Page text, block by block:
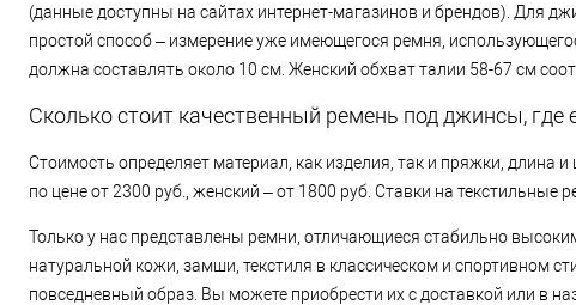
(данные доступны на сайтах интернет-магазинов и брендов). Для
простой способ – измерение уже имеющегося ремня,
должна составлять около 10 см. Женский обхват талии 58-67 см
Сколько стоит качественный ремень под джинсы, где
Стоимость определяет материал, как изделия, так и пряжки,
по цене от 2300 руб., женский – от 1800 руб. Ставки на текстильные
Только у нас представлены ремни, отличающиеся стабильно
натуральной кожи, замши, текстиля в классическом и спортивном
повседневный образ. Вы можете приобрести их с доставкой или в